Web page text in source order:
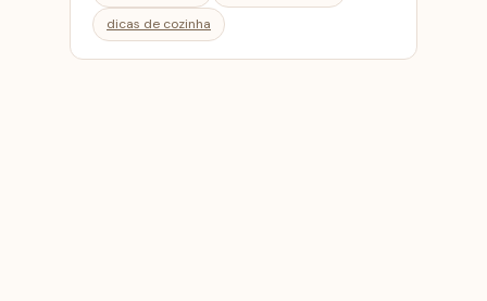
dicas de cozinha